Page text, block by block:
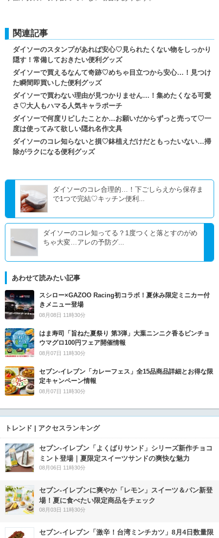
関連記事
ダイソーのスタンプがあれば安心♡見られたくない物をしっかり
隠す！常備しておきたい便利グッズ
ダイソーで買えるなんて奇跡♡めちゃ目立つから安心…！見つけ
た瞬間即買いした便利グッズ
ダイソーで買わない理由が見つかりません…！集めたくなる可愛
さ♡大人もハマる人気キャラポーチ
ダイソーで何度リピしたことか…お願いだからずっと売って♡一
度は使ってみて欲しい隠れ名作文具
ダイソーのコレ知らないと損♡鉢植えだけだともったいない…掃
除がラクになる便利グッズ
ダイソーのコレ合理的…！下ごしらえから保存ま
で1つで完結♡キッチン便利...
ダイソーのコレ知ってる？1度つくと落とすのがめ
ちゃ大変…アレの予防グ...
あわせて読みたい記事
スシロー×GAZOO Racing初コラボ！夏休み限定ミニカー付
きメニュー登場
08月08日 11時30分
はま寿司「旨ねた夏祭り 第3弾」大葉ニンニク香るビンチョ
ウマグロ100円フェア開催情報
08月07日 11時30分
セブン‐イレブン「カレーフェス」全15品商品詳細とお得な限
定キャンペーン情報
08月07日 11時30分
トレンド | アクセスランキング
セブン‐イレブン「よくばりサンド」シリーズ新作チョコ
ミント登場｜夏限定スイーツサンドの爽快な魅力
08月06日 11時30分
セブン‐イレブンに爽やか「レモン」スイーツ＆パン新登
場！夏に食べたい限定商品をチェック
08月03日 11時30分
セブン-イレブン「激辛！台湾ミンチカツ」8月4日数量限